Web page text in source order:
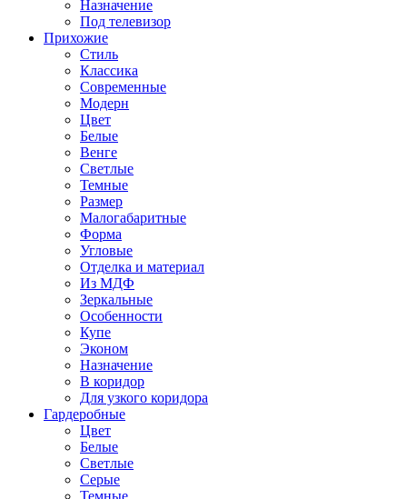
Назначение
Под телевизор
Прихожие
Стиль
Классика
Современные
Модерн
Цвет
Белые
Венге
Светлые
Темные
Размер
Малогабаритные
Форма
Угловые
Отделка и материал
Из МДФ
Зеркальные
Особенности
Купе
Эконом
Назначение
В коридор
Для узкого коридора
Гардеробные
Цвет
Белые
Светлые
Серые
Темные